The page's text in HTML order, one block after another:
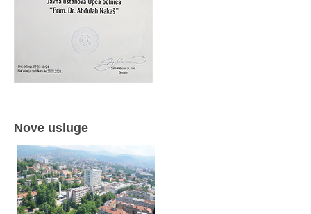
Nove usluge